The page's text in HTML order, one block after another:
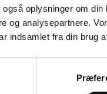
oplysninger om
og analysepartnere.
indsamlet fra din brug